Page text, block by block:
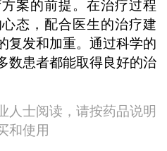
案的前提。在治疗过程
态，配合医生的治疗建
复发和加重。通过科学的
数患者都能取得良好的治
人士阅读，请按药品说明
和使用